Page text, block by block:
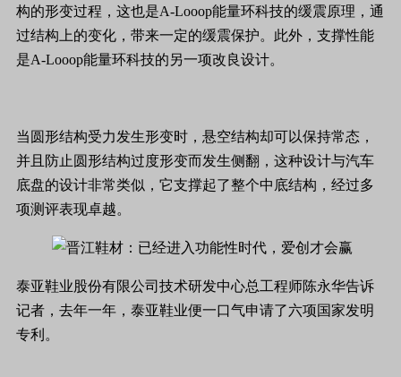
构的形变过程，这也是A-Looop能量环科技的缓震原理，通
过结构上的变化，带来一定的缓震保护。此外，支撑性能
是A-Looop能量环科技的另一项改良设计。
当圆形结构受力发生形变时，悬空结构却可以保持常态，
并且防止圆形结构过度形变而发生侧翻，这种设计与汽车
底盘的设计非常类似，它支撑起了整个中底结构，经过多
项测评表现卓越。
泰亚鞋业股份有限公司技术研发中心总工程师陈永华告诉
记者，去年一年，泰亚鞋业便一口气申请了六项国家发明
专利。